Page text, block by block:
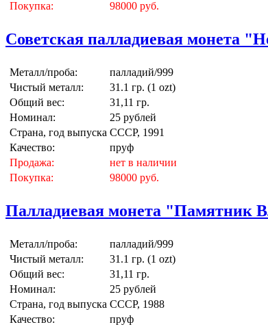
Покупка:
98000 руб.
Советская палладиевая монета
Металл/проба:
палладий/999
Чистый металл:
31.1 гр. (1 ozt)
Общий вес:
31,11 гр.
Номинал:
25 рублей
Страна, год выпуска СССР, 1991
Качество:
пруф
Продажа:
нет в наличии
Покупка:
98000 руб.
Палладиевая монета "Памятник
Металл/проба:
палладий/999
Чистый металл:
31.1 гр. (1 ozt)
Общий вес:
31,11 гр.
Номинал:
25 рублей
Страна, год выпуска СССР, 1988
Качество:
пруф